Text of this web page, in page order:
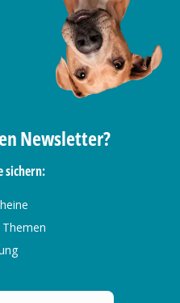
Newsletter?
sichern: